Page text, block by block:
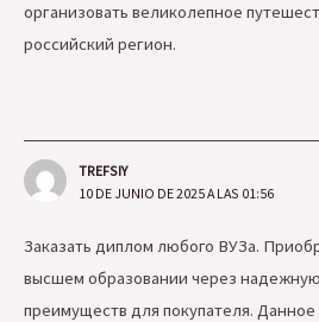
организовать великолепное
российский регион.
TREFSIY
10 DE JUNIO DE 2025 A LAS 01:56
Заказать диплом любого ВУЗа.
высшем образовании через
преимуществ для покупателя.